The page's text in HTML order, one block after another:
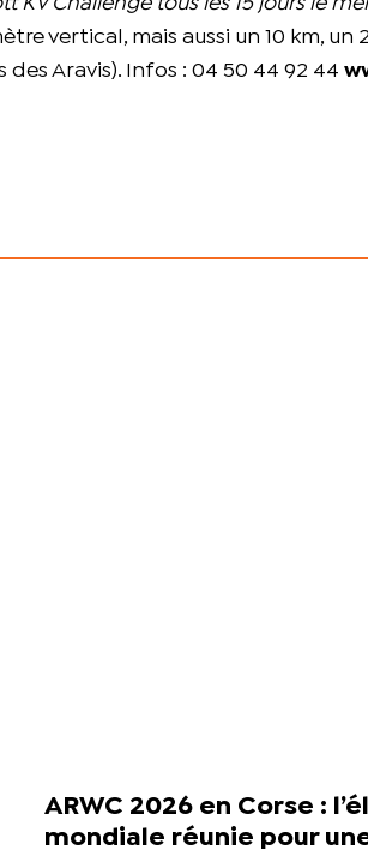
KV Challenge tous les 15 jours le
vertical, mais aussi un 10 km, un
Aravis). Infos : 04 50 44 92 44
ARWC 2026 en Corse :
mondiale réunie pour